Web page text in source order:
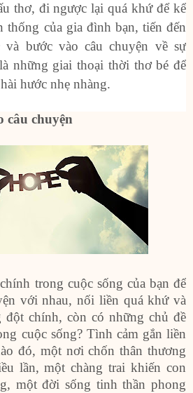
thơ, đi ngược lại quá khứ để kể
thống của gia đình bạn, tiến đến
bước vào câu chuyện về sự
những giai thoại thời thơ bé để
hước nhẹ nhàng.
câu chuyện
trong cuộc sống của bạn để
với nhau, nối liền quá khứ và
đột chính, còn có những chủ đề
cuộc sống? Tình cảm gắn liền
đó, một nơi chốn thân thương
lần, một chàng trai khiến con
một đời sống tinh thần phong